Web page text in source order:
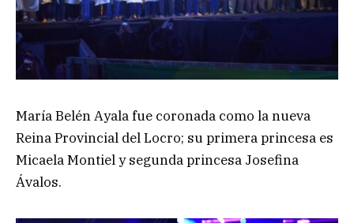
María Belén Ayala fue coronada como la nueva
Reina Provincial del Locro; su primera princesa es
Micaela Montiel y segunda princesa Josefina
Ávalos.